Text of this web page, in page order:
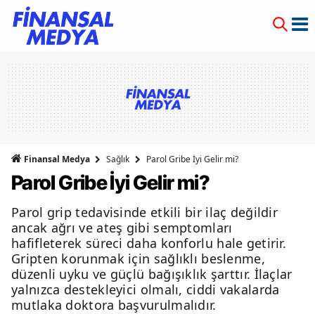
Finansal Medya Sağlık Parol Gribe İyi Gelir mi?
Parol Gribe İyi Gelir mi?
Parol grip tedavisinde etkili bir ilaç değildir
ancak ağrı ve ateş gibi semptomları
hafifleterek süreci daha konforlu hale getirir.
Gripten korunmak için sağlıklı beslenme,
düzenli uyku ve güçlü bağışıklık şarttır. İlaçlar
yalnızca destekleyici olmalı, ciddi vakalarda
mutlaka doktora başvurulmalıdır.